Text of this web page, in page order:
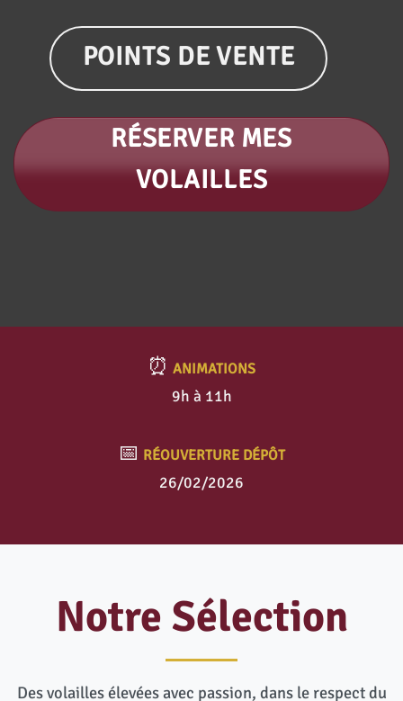
POINTS DE VENTE
RÉSERVER MES
VOLAILLES
⏰ ANIMATIONS
9h à 11h
📅 RÉOUVERTURE DÉPÔT
26/02/2026
Notre Sélection
Des volailles élevées avec passion, dans le respect du